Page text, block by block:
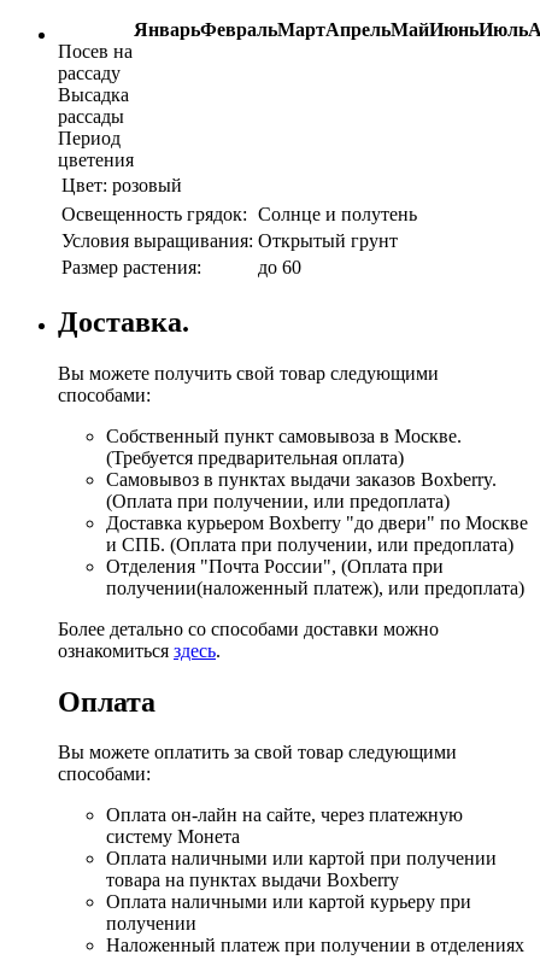
ЯнварьФевральМартАпрельМайИюньИюль
Посев на
рассаду
Высадка
рассады
Период
цветения
Цвет: розовый
Освещенность грядок: Солнце и полутень
Условия выращивания: Открытый грунт
Размер растения:
до 60
Доставка.
Вы можете получить свой товар следующими
способами:
Собственный пункт самовывоза в Москве.
(Требуется предварительная оплата)
Самовывоз в пунктах выдачи заказов Boxberry.
(Оплата при получении, или предоплата)
Доставка курьером Boxberry "до двери" по Москве
и СПБ. (Оплата при получении, или предоплата)
Отделения "Почта России", (Оплата при
получении(наложенный платеж), или предоплата)
Более детально со способами доставки можно
ознакомиться здесь.
Оплата
Вы можете оплатить за свой товар следующими
способами:
Оплата он-лайн на сайте, через платежную
систему Монета
Оплата наличными или картой при получении
товара на пунктах выдачи Boxberry
Оплата наличными или картой курьеру при
получении
Наложенный платеж при получении в отделениях